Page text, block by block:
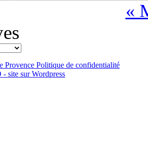
«
Provence Politique de confidentialité
site sur Wordpress